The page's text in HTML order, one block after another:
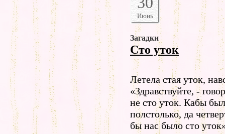
Июнь
Загадки
Сто уток
Летела стая уток,
«Здравствуйте, -
не сто уток. Кабы
полстолько, да
бы нас было сто